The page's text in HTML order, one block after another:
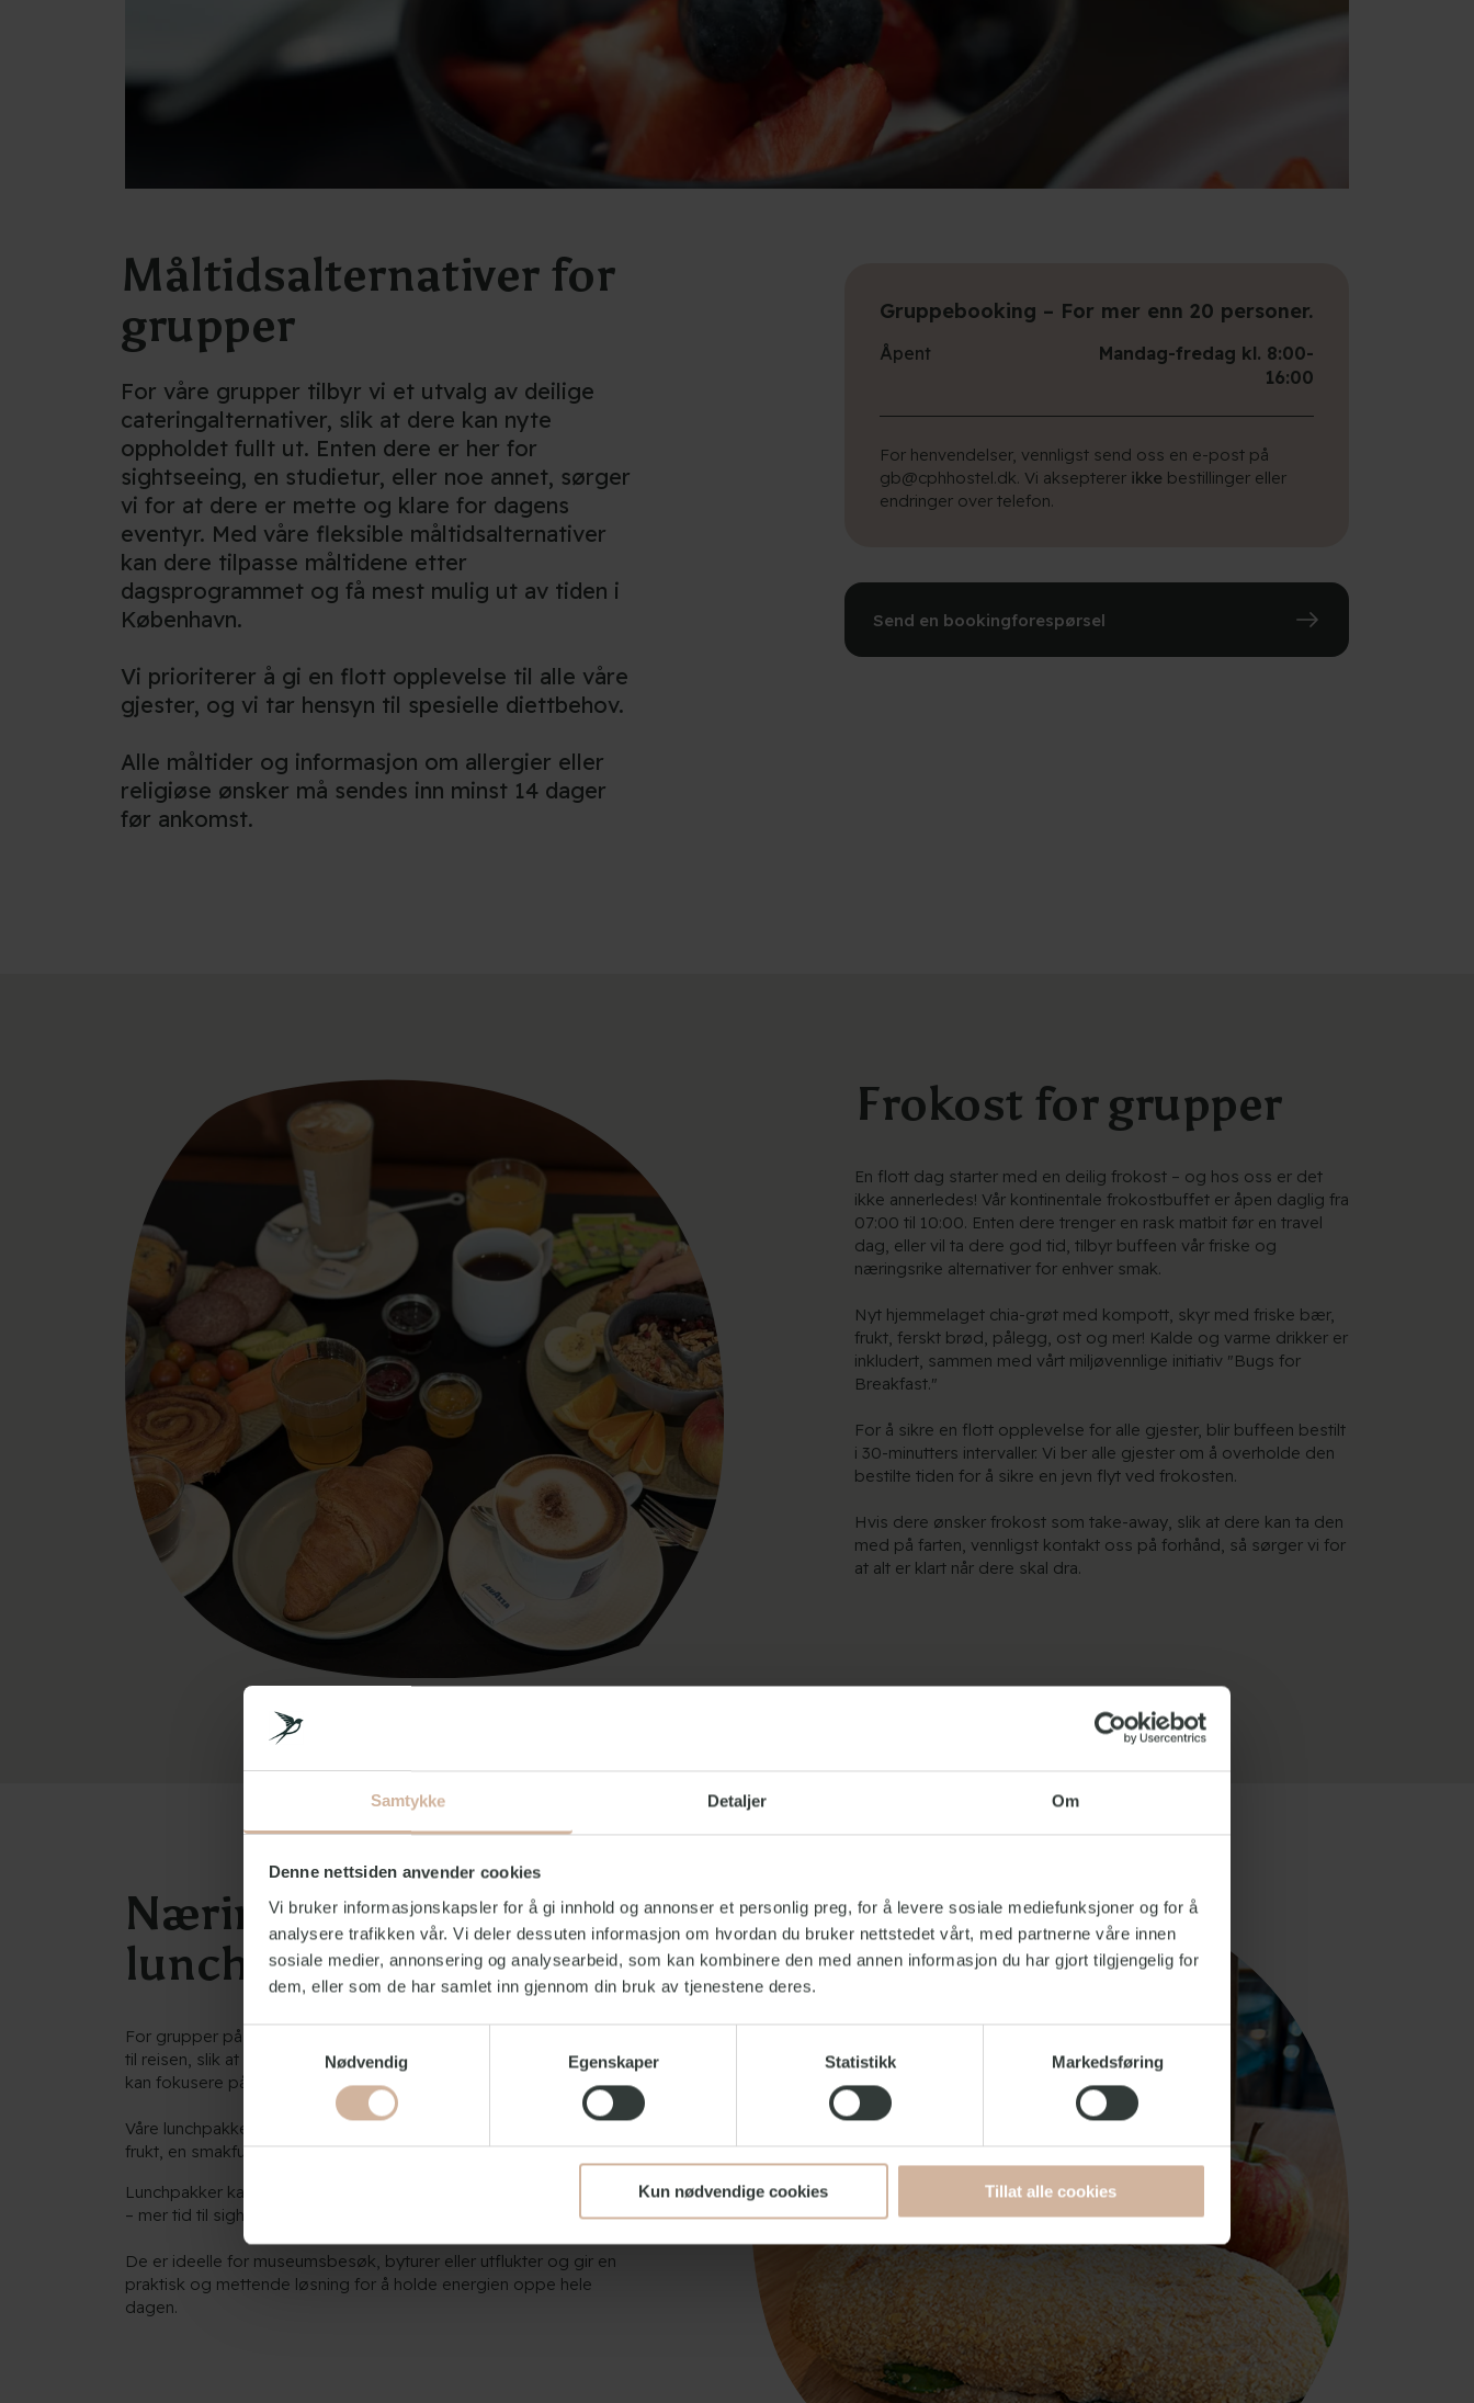
Samtykke Detaljer Om
Denne nettsiden anvender cookies
Vi bruker informasjonskapsler for å gi innhold og annonser et personlig preg, for å levere sosiale mediefunksjoner og for å
analysere trafikken vår. Vi deler dessuten informasjon om hvordan du bruker nettstedet vårt, med partnerne våre innen
sosiale medier, annonsering og analysearbeid, som kan kombinere den med annen informasjon du har gjort tilgjengelig for
dem, eller som de har samlet inn gjennom din bruk av tjenestene deres.
Nødvendig
Egenskaper Statistikk Markedsføring
Kun nødvendige cookies Tillat alle cookies
Måltidsalternativer for
grupper
For våre grupper tilbyr vi et utvalg av deilige
cateringalternativer, slik at dere kan nyte
oppholdet fullt ut. Enten dere er her for
sightseeing, en studietur, eller noe annet, sørger
vi for at dere er mette og klare for dagens
eventyr. Med våre fleksible måltidsalternativer
kan dere tilpasse måltidene etter
dagsprogrammet og få mest mulig ut av tiden i
København.
Vi prioriterer å gi en flott opplevelse til alle våre
gjester, og vi tar hensyn til spesielle diettbehov.
Alle måltider og informasjon om allergier eller
religiøse ønsker må sendes inn minst 14 dager
før ankomst.
Gruppebooking – For mer enn 20 personer.
Åpent
Mandag-fredag kl. 8:00-
16:00
For henvendelser, vennligst send oss en e-post på
gb@cphhostel.dk. Vi aksepterer ikke bestillinger eller
endringer over telefon.
Send en bookingforespørsel
Frokost for grupper
En flott dag starter med en deilig frokost – og hos oss er det
ikke annerledes! Vår kontinentale frokostbuffet er åpen daglig fra
07:00 til 10:00. Enten dere trenger en rask matbit før en travel
dag, eller vil ta dere god tid, tilbyr buffeen vår friske og
næringsrike alternativer for enhver smak.
Nyt hjemmelaget chia-grøt med kompott, skyr med friske bær,
frukt, ferskt brød, pålegg, ost og mer! Kalde og varme drikker er
inkludert, sammen med vårt miljøvennlige initiativ "Bugs for
Breakfast."
For å sikre en flott opplevelse for alle gjester, blir buffeen bestilt
i 30-minutters intervaller. Vi ber alle gjester om å overholde den
bestilte tiden for å sikre en jevn flyt ved frokosten.
Hvis dere ønsker frokost som take-away, slik at dere kan ta den
med på farten, vennligst kontakt oss på forhånd, så sørger vi for
at alt er klart når dere skal dra.
Næringsrike
lunchpakker
For grupper på 20 eller flere tilbyr vi hjemmelagde lunchpakker
til reisen, slik at dere slipper å bruke tid på å finne lunsj og heller
kan fokusere på å utforske alt København har å by på.
Våre lunchpakker inkluderer en fersk smurt sandwich, et stykke
frukt, en smakfull snack og en flaske vann.
Lunchpakker kan bestilles på hverdager for 75 DKK per person
– mer tid til sightseeing!
De er ideelle for museumsbesøk, byturer eller utflukter og gir en
praktisk og mettende løsning for å holde energien oppe hele
dagen.